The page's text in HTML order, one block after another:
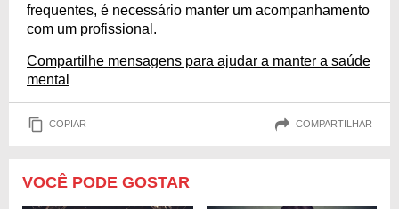
frequentes, é necessário manter um acompanhamento
com um profissional.
Compartilhe mensagens para ajudar a manter a saúde
mental
COPIAR COMPARTILHAR
VOCÊ PODE GOSTAR